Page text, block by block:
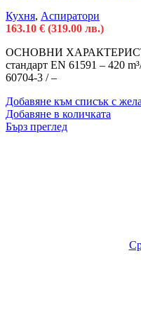
Кухня, Аспиратори
163.10 € (319.00 лв.)
ОСНОВНИ
стандарт EN 61591 – 420
60704-3 / –
Добавяне към списък с
Добавяне в количката
Бърз преглед